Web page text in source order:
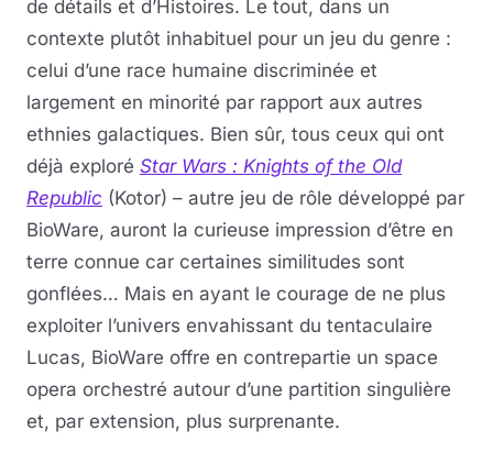
de détails et d’Histoires. Le tout, dans un
contexte plutôt inhabituel pour un jeu du genre :
celui d’une race humaine discriminée et
largement en minorité par rapport aux autres
ethnies galactiques. Bien sûr, tous ceux qui ont
déjà exploré Star Wars : Knights of the Old
Republic (Kotor) – autre jeu de rôle développé par
BioWare, auront la curieuse impression d’être en
terre connue car certaines similitudes sont
gonflées… Mais en ayant le courage de ne plus
exploiter l’univers envahissant du tentaculaire
Lucas, BioWare offre en contrepartie un space
opera orchestré autour d’une partition singulière
et, par extension, plus surprenante.